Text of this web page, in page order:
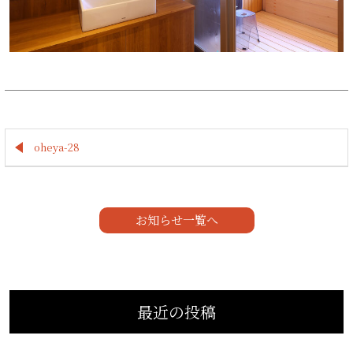
oheya-28
お知らせ一覧へ
最近の投稿